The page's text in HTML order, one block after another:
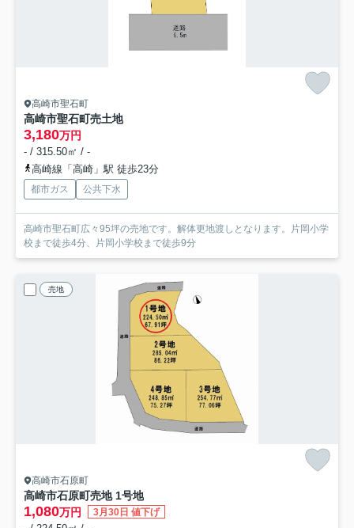
高崎市聖石町
高崎市聖石町売土地
3,180万円
- / 315.50㎡ / -
高崎線「高崎」駅 徒歩23分
都市ガス 公共下水
高崎市聖石町広々95坪の売地です。解体更地渡しとなります。片岡小学
校まで徒歩4分、片岡小学校まで徒歩9分
売地
高崎市石原町
高崎市石原町売地 1号地
1,080万円 3月30日 値下げ